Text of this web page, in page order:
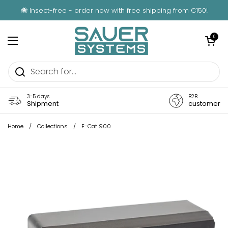
🐝 Insect-free - order now with free shipping from €150!
Open menu
Open
0
3-5 days
Shipment
B2B
customer
Home / Collections / E-Cat 900